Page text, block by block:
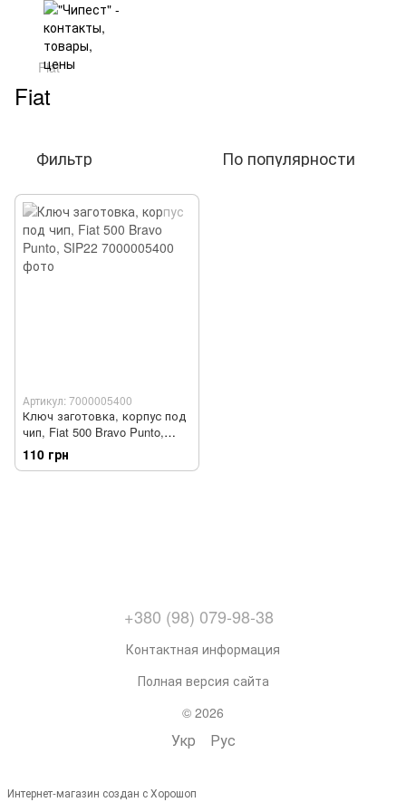
Fiat
Fiat
Фильтр По популярности
Артикул: 7000005400
Ключ заготовка, корпус под
чип, Fiat 500 Bravo Punto,
SIP22
110 грн
+380 (98) 079-98-38
Контактная информация
Полная версия сайта
© 2026
Укр Рус
Интернет-магазин создан с Хорошоп